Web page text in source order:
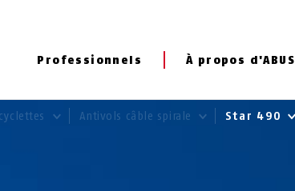
Professionnels À propos d'ABUS
Antivols câble spirale Star 490